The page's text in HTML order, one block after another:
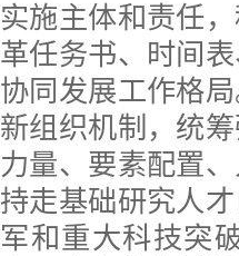
实施主体和责任
革任务书、时间
协同发展工作格
新组织机制，统
力量、要素配置
持走基础研究人
军和重大科技突